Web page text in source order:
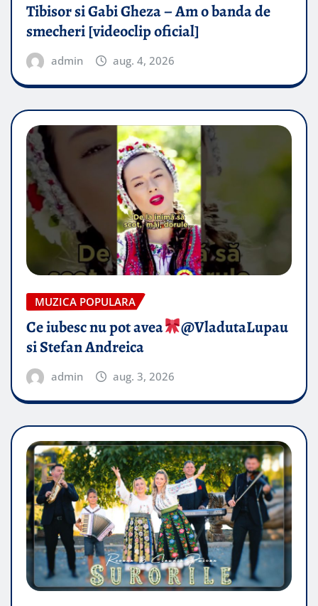
Tibisor si Gabi Gheza – Am o banda de
smecheri [videoclip oficial]
admin aug. 4, 2026
MUZICA POPULARA
Ce iubesc nu pot avea
​@VladutaLupau
si Stefan Andreica
admin aug. 3, 2026